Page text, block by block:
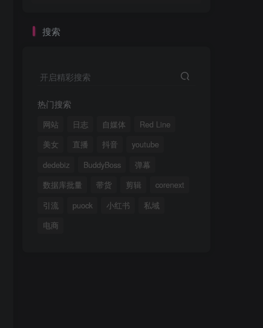
搜索
开启精彩搜索
热门搜索
网站 日志 自媒体
Red Line
美女
直播 抖音
youtube
dedebiz
BuddyBoss
弹幕
数据库批量
带货 剪辑
corenext
引流
puock 小红书
私域
电商
开启精彩搜索
热门搜索
网站 日志 自媒体
Red Line
美女
直播 抖音
youtube
dedebiz
BuddyBoss
弹幕
数据库批量
带货 剪辑
corenext
引流
puock 小红书
私域
电商